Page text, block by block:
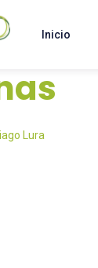
Inicio
Lura